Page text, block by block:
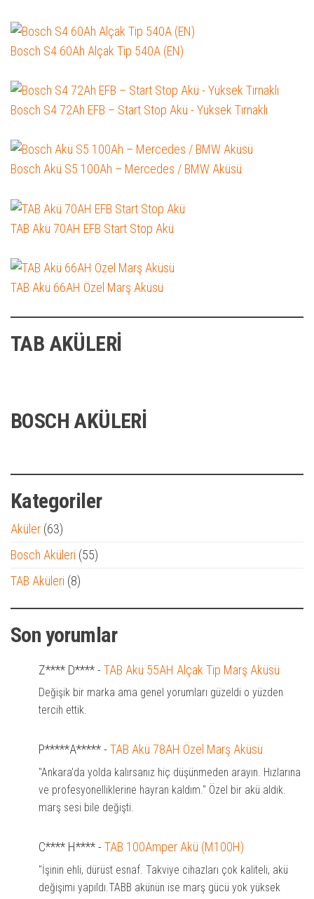
Bosch S4 60Ah Alçak Tip 540A (EN)
Bosch S4 72Ah EFB – Start Stop Akü - Yüksek Tırnaklı
Bosch Akü S5 100Ah – Mercedes / BMW Aküsü
TAB Akü 70AH EFB Start Stop Akü
TAB Akü 66AH Özel Marş Aküsü
TAB AKÜLERİ
BOSCH AKÜLERİ
Kategoriler
Aküler (63)
Bosch Aküleri (55)
TAB Aküleri (8)
Son yorumlar
Z**** D****- TAB Akü 55AH Alçak Tip Marş Aküsü
Değişik bir marka ama genel yorumları güzeldi o yüzden
tercih ettik.
P*****A*****- TAB Akü 78AH Özel Marş Aküsü
"Ankara'da yolda kalırsanız hiç düşünmeden arayın. Hızlarına
ve profesyonelliklerine hayran kaldım." Özel bir akü aldık.
marş sesi bile değişti.
C**** H****- TAB 100Amper Akü (M100H)
"İşinin ehli, dürüst esnaf. Takviye cihazları çok kaliteli, akü
değişimi yapıldı.TABB akünün ise marş gücü yok yüksek